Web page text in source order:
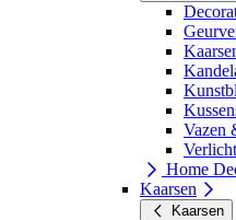
Vazen
Home
Kaarsen
Kaarsen